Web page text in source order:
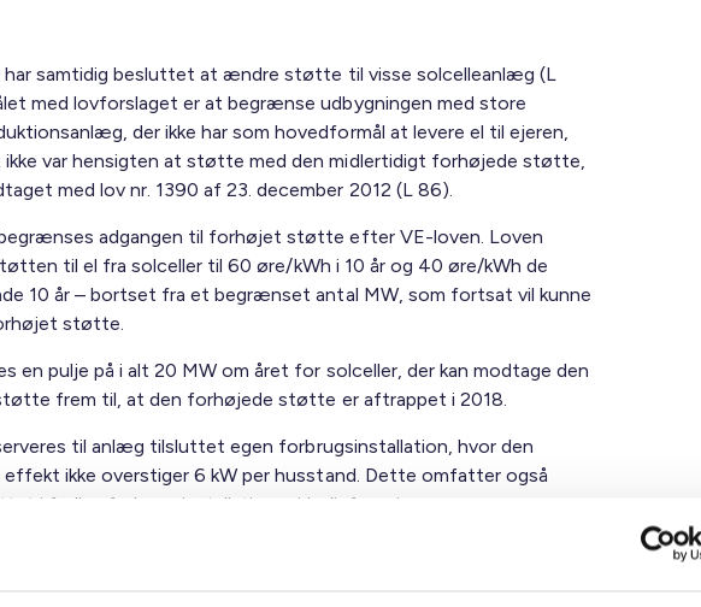
har samtidig besluttet at ændre støtte til visse solcelleanlæg (L
med lovforslaget er at begrænse udbygningen med store
der ikke har som hovedformål at levere el til ejeren,
ikke var hensigten at støtte med den midlertidigt forhøjede støtte,
med lov nr. 1390 af 23. december 2012 (L 86).
adgangen til forhøjet støtte efter VE-loven. Loven
til el fra solceller til 60 øre/kWh i 10 år og 40 øre/kWh de
10 år – bortset fra et begrænset antal MW, som fortsat vil kunne
støtte.
en pulje på i alt 20 MW om året for solceller, der kan modtage den
frem til, at den forhøjede støtte er aftrappet i 2018.
til anlæg tilsluttet egen forbrugsinstallation, hvor den
effekt ikke overstiger 6 kW per husstand. Dette omfatter også
i fælles forbrugsinstallationer i boligforeninger mv.